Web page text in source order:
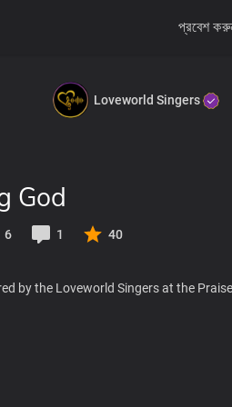
প্রবেশ
Loveworld Singers
God
6 1 40
by the Loveworld Singers at the